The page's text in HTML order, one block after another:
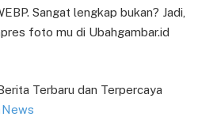
Sangat lengkap bukan? Jadi,
foto mu di Ubahgambar.id
Terbaru dan Terpercaya